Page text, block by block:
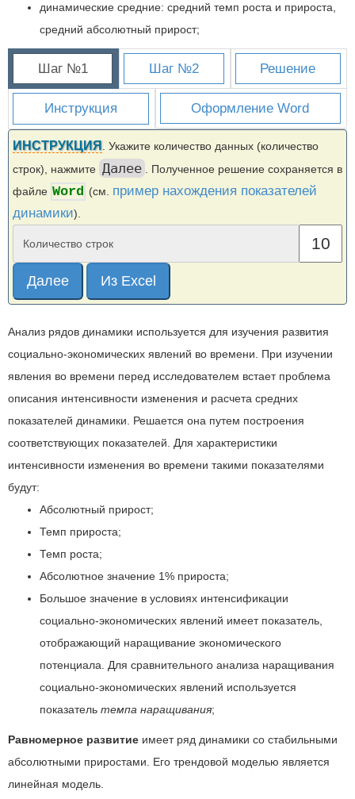
динамические средние: средний темп роста и прироста,
средний абсолютный прирост;
Шаг №1 Шаг №2 Решение
Инструкция Оформление Word
ИНСТРУКЦИЯ . Укажите количество данных (количество
строк), нажмите Далее
. Полученное решение сохраняется в
файле Word (см. пример нахождения показателей
динамики).
Количество строк
Далее
Анализ рядов динамики используется для изучения развития
социально-экономических явлений во времени. При изучении
явления во времени перед исследователем встает проблема
описания интенсивности изменения и расчета средних
показателей динамики. Решается она путем построения
соответствующих показателей. Для характеристики
интенсивности изменения во времени такими показателями
будут:
Абсолютный прирост;
Темп прироста;
Темп роста;
Абсолютное значение 1% прироста;
Большое значение в условиях интенсификации
социально-экономических явлений имеет показатель,
отображающий наращивание экономического
потенциала. Для сравнительного анализа наращивания
социально-экономических явлений используется
показатель темпа наращивания;
Равномерное развитие имеет ряд динамики со стабильными
абсолютными приростами. Его трендовой моделью является
линейная модель.